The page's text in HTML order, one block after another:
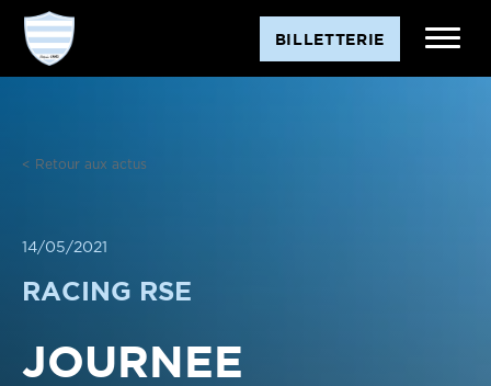
Aller
contenu
BILLETTERIE
< Retour aux actus
14/05/2021
RACING RSE
JOURNEE